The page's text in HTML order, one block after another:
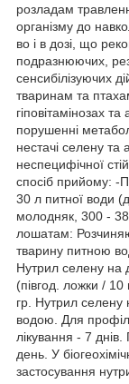
розладам
організму до
во і в дозі, що
подразнюючих,
сенсибілізуючих
тваринам та
гіповітамінозах та
порушенні
нестачі селену та
неспецифічної
спосіб прийому: -
30 л питної води
молодняк, 300 -
лошатам:
тварину питною
Нутрил селену на
(півгод. ложки /
гр. Нутрил
водою. Для
лікування - 7
день. У
застосування